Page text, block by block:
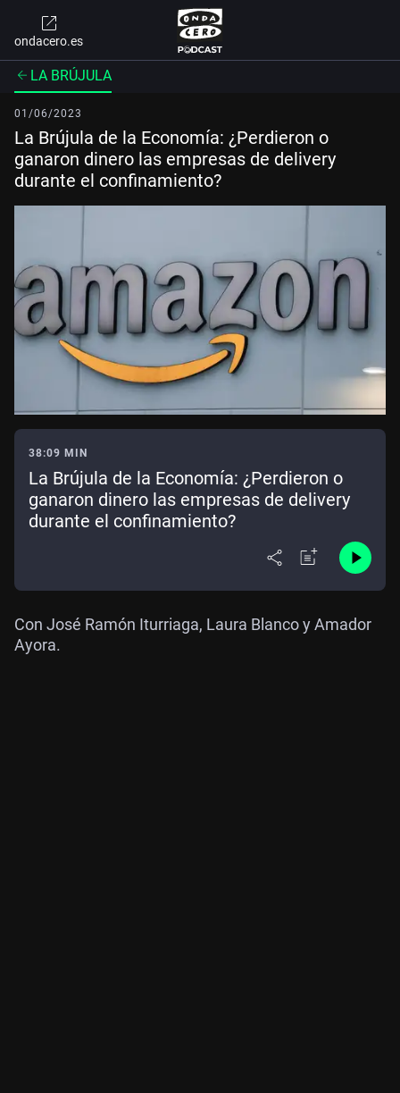
ondacero.es
LA BRÚJULA
01/06/2023
La Brújula de la Economía: ¿Perdieron o
ganaron dinero las empresas de delivery
durante el confinamiento?
38:09 MIN
La Brújula de la Economía: ¿Perdieron o
ganaron dinero las empresas de delivery
durante el confinamiento?
Con José Ramón Iturriaga, Laura Blanco y Amador
Ayora.